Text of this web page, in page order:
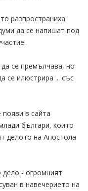
разпространиха
да се напишат под
се премълчава, но
се илюстрира ... със
появи в сайта
българи, които
делото на Апостола
дело - огромният
в навечерието на